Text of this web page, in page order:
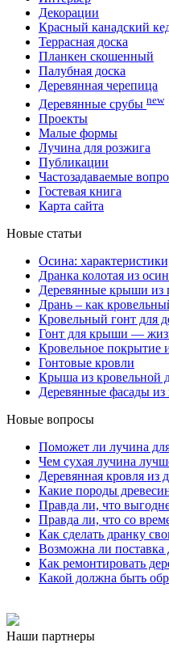
Декорации
Красный канадский
Террасная доска
Планкен скошенный
Палубная доска
Деревянная черепица
Деревянные срубы new
Проекты
Малые формы
Лучина для розжига
Публикации
Частозадаваемые
Гостевая книга
Карта сайта
Новые статьи
Осина:
Дранка колотая из
Деревянные крыши из
Дрань – как
Кровельный гонт для
Гонт для крыши —
Кровельное покрытие
Гонтовые кровли
Крыша из кровельной
Деревянные фасады
Новые вопросы
Поможет ли лучина
Чем сухая лучина
Деревянная кровля из
Какие породы
Правда ли, что
Правда ли, что со
Как сделать дранку
Возможна ли
Как ремонтировать
Какой должна быть
Наши партнеры